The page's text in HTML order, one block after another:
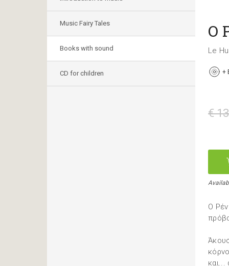
Music Fairy Tales
Books with sound
CD for children
Ο
Le
+
€
Ο